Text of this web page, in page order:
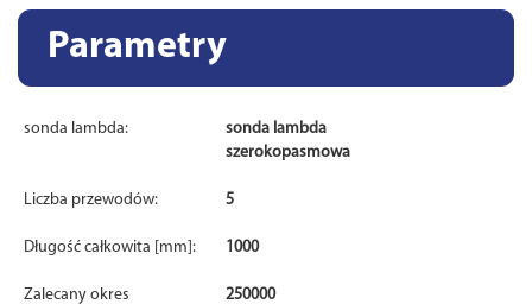
Parametry
sonda lambda:
sonda lambda
szerokopasmowa
Liczba przewodów: 5
Długość całkowita [mm]: 1000
Zalecany okres 250000